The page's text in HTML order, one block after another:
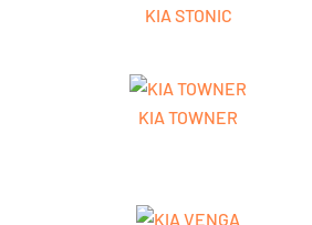
KIA STONIC
KIA TOWNER